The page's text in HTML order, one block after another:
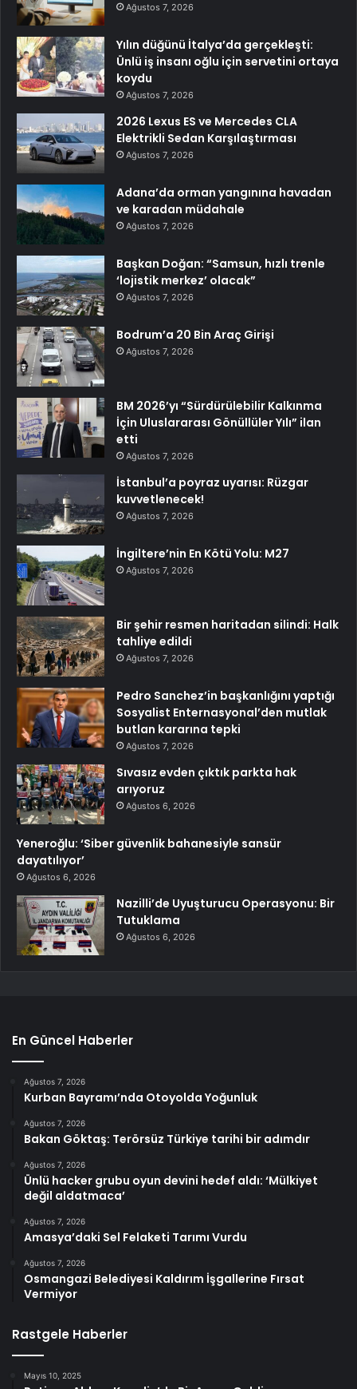
Ağustos 7, 2026
Yılın düğünü İtalya’da gerçekleşti:
Ünlü iş insanı oğlu için servetini ortaya
koydu
Ağustos 7, 2026
2026 Lexus ES ve Mercedes CLA
Elektrikli Sedan Karşılaştırması
Ağustos 7, 2026
Adana’da orman yangınına havadan
ve karadan müdahale
Ağustos 7, 2026
Başkan Doğan: “Samsun, hızlı trenle
‘lojistik merkez’ olacak”
Ağustos 7, 2026
Bodrum’a 20 Bin Araç Girişi
Ağustos 7, 2026
BM 2026’yı “Sürdürülebilir Kalkınma
İçin Uluslararası Gönüllüler Yılı” ilan
etti
Ağustos 7, 2026
İstanbul’a poyraz uyarısı: Rüzgar
kuvvetlenecek!
Ağustos 7, 2026
İngiltere’nin En Kötü Yolu: M27
Ağustos 7, 2026
Bir şehir resmen haritadan silindi: Halk
tahliye edildi
Ağustos 7, 2026
Pedro Sanchez’in başkanlığını yaptığı
Sosyalist Enternasyonal’den mutlak
butlan kararına tepki
Ağustos 7, 2026
Sıvasız evden çıktık parkta hak
arıyoruz
Ağustos 6, 2026
Yeneroğlu: ‘Siber güvenlik bahanesiyle sansür
dayatılıyor’
Ağustos 6, 2026
Nazilli’de Uyuşturucu Operasyonu: Bir
Tutuklama
Ağustos 6, 2026
En Güncel Haberler
Ağustos 7, 2026
Kurban Bayramı’nda Otoyolda Yoğunluk
Ağustos 7, 2026
Bakan Göktaş: Terörsüz Türkiye tarihi bir adımdır
Ağustos 7, 2026
Ünlü hacker grubu oyun devini hedef aldı: ‘Mülkiyet
değil aldatmaca’
Ağustos 7, 2026
Amasya’daki Sel Felaketi Tarımı Vurdu
Ağustos 7, 2026
Osmangazi Belediyesi Kaldırım İşgallerine Fırsat
Vermiyor
Rastgele Haberler
Mayıs 10, 2025